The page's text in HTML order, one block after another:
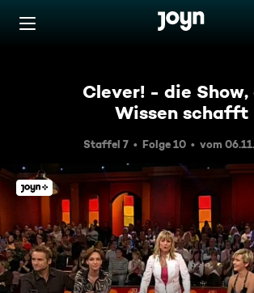
Zum Inhalt springen
Clever! - die Show,
Wissen schafft
Staffel 7 Folge 10 vom